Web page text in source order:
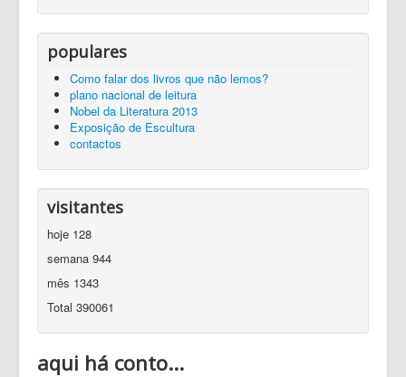
populares
Como falar dos livros que não lemos?
plano nacional de leitura
Nobel da Literatura 2013
Exposição de Escultura
contactos
visitantes
hoje 128
semana 944
mês 1343
Total 390061
aqui há conto...